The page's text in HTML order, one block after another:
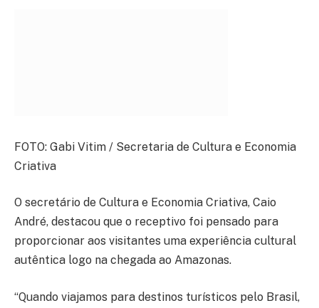
FOTO: Gabi Vitim / Secretaria de Cultura e Economia
Criativa
O secretário de Cultura e Economia Criativa, Caio
André, destacou que o receptivo foi pensado para
proporcionar aos visitantes uma experiência cultural
autêntica logo na chegada ao Amazonas.
“Quando viajamos para destinos turísticos pelo Brasil,